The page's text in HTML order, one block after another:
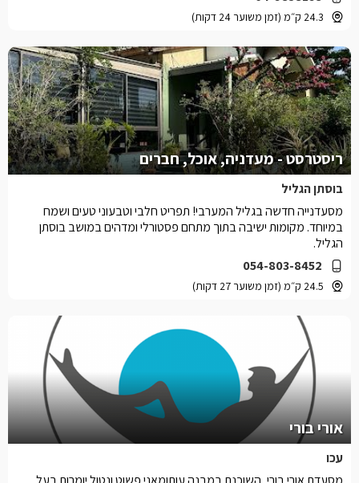
24.3 ק״מ (זמן משוער 24 דקות)
ריסטרסט - מעדניה, אוכל, חברים
בוסתן הגליל
054-803-8452
24.5 ק״מ (זמן משוער 27 דקות)
מסעדנייה חדשה בגליל המערבי! תפריט חלבי וטבעוני טעים ושמח
במיוחד. מקומות ישיבה בתוך מתחם פסטורלי ומדהים במושב בוסתן
הגליל.
אורי בורי
עכו